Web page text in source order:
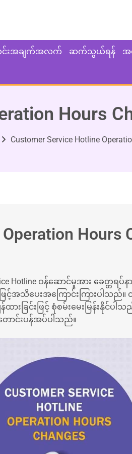
းအချက်အလက် ဆက်သွယ်ရန် အ
Hours
Customer Service Hotline
Hours
Hotline ဝန်ဆောင်မှုအား ခေတ္တရ
သိပေးအကြောင်းကြားပါသည်။ တ
န်ထားခြင်းဖြင့် စုံစမ်းမေးမြန်းနို
ောင်းပန်အပ်ပါသည်။